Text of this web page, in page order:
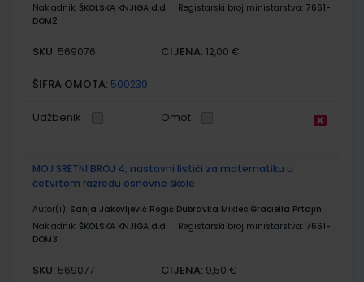
Nakladnik: ŠKOLSKA KNJIGA d.d. Registarski broj ministarstva: 7661-
DOM2
SKU: 569076 CIJENA: 12,00 €
ŠIFRA OMOTA: 500239
Udžbenik Omot
MOJ SRETNI BROJ 4; nastavni listići za matematiku u
četvrtom razredu osnovne škole
Autor(i): Sanja Jakovljević Rogić Dubravka Miklec Graciella Prtajin
Nakladnik: ŠKOLSKA KNJIGA d.d. Registarski broj ministarstva: 7661-
DOM3
SKU: 569077 CIJENA: 9,50 €